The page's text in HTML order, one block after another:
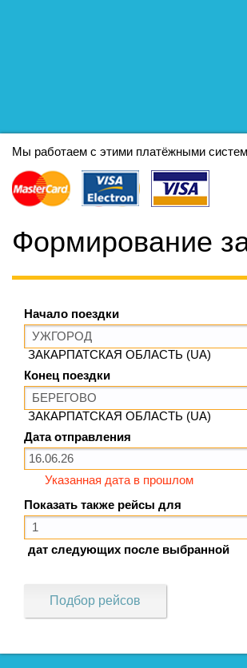
Мы работаем с этими платёжными
Формирование
Начало поездки
ЗАКАРПАТСКАЯ ОБЛАСТЬ (UA)
Конец поездки
ЗАКАРПАТСКАЯ ОБЛАСТЬ (UA)
Дата отправления
Указанная дата в прошлом
Показать также рейсы для
дат следующих после выбранной
Подбор рейсов